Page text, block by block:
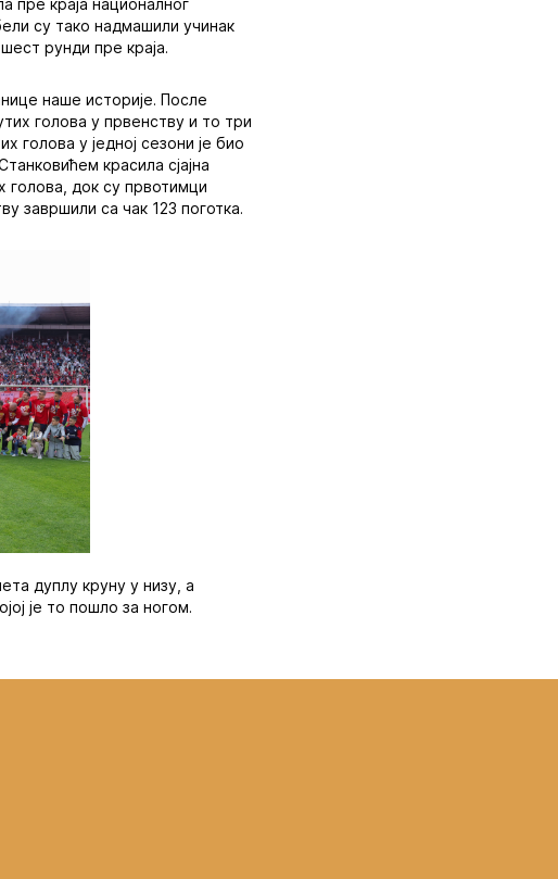
пре краја националног
су тако надмашили учинак
рунди пре краја.
наше историје. После
голова у првенству и то три
голова у једној сезони је био
красила сјајна
голова, док су првотимци
завршили са чак 123 поготка.
дуплу круну у низу, а
је то пошло за ногом.